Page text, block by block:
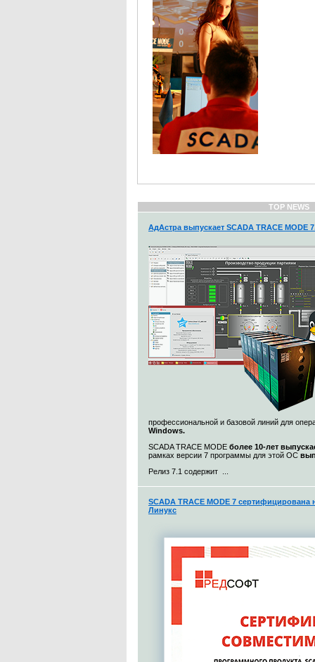
TOP NEWS
АдАстра выпускает SCADA TRACE MODE
профессиональной и базовой линий для
Windows.
SCADA TRACE MODE более 10-лет
рамках версии 7 программы для этой ОС
Релиз 7.1 содержит ...
SCADA TRACE MODE 7
Линукс